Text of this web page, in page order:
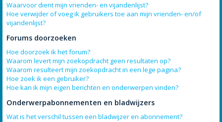
Waarvoor dient mijn vrienden- en vijandenlijst?
Hoe verwijder of voeg ik gebruikers toe aan mijn vrienden- en/of
vijandenlijst?
Forums doorzoeken
Hoe doorzoek ik het forum?
Waarom levert mijn zoekopdracht geen resultaten op?
Waarom resulteert mijn zoekopdracht in een lege pagina?
Hoe zoek ik een gebruiker?
Hoe kan ik mijn eigen berichten en onderwerpen vinden?
Onderwerpabonnementen en bladwijzers
Wat is het verschil tussen een bladwijzer en abonnement?